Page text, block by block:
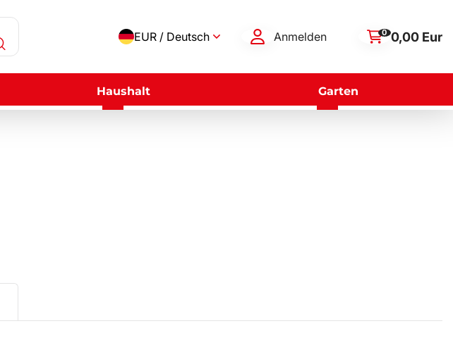
EUR / Deutsch Anmelden 0 0,00 Eur
Haushalt Garten